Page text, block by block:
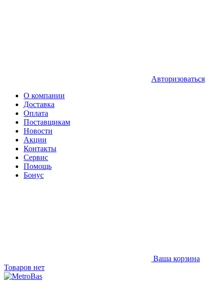
Авторизоваться
О компании
Доставка
Оплата
Поставщикам
Новости
Акции
Контакты
Сервис
Помощь
Бонус
Ваша корзина
Товаров нет